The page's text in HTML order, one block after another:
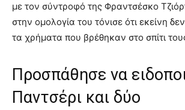
με τον σύντροφό της Φραντσέσκο
στην ομολογία του τόνισε ότι εκείνη
τα χρήματα που βρέθηκαν στο σπίτι
Προσπάθησε να
Παντσέρι και δύο